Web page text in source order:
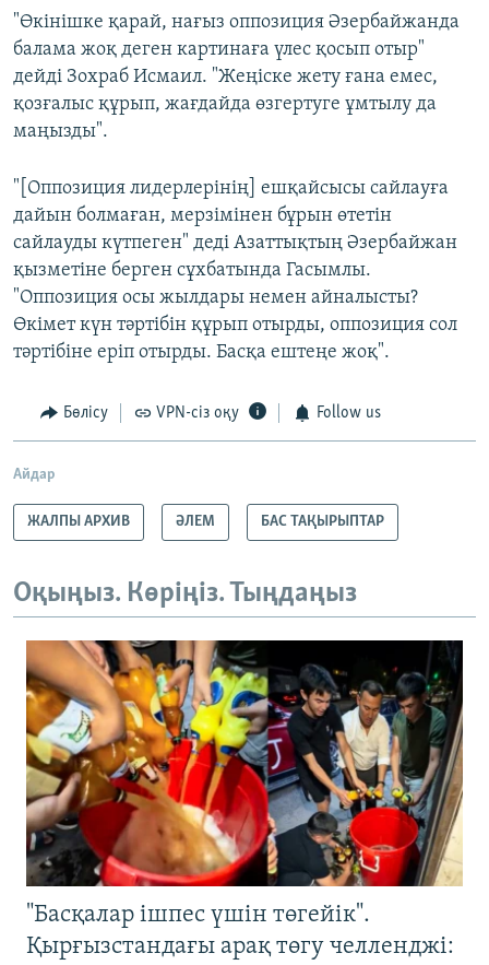
"Өкінішке қарай, нағыз оппозиция Әзербайжанда
балама жоқ деген картинаға үлес қосып отыр"
дейді Зохраб Исмаил. "Жеңіске жету ғана емес,
қозғалыс құрып, жағдайда өзгертуге ұмтылу да
маңызды".
"[Оппозиция лидерлерінің] ешқайсысы сайлауға
дайын болмаған, мерзімінен бұрын өтетін
сайлауды күтпеген" деді Азаттықтың Әзербайжан
қызметіне берген сұхбатында Гасымлы.
"Оппозиция осы жылдары немен айналысты?
Өкімет күн тәртібін құрып отырды, оппозиция сол
тәртібіне еріп отырды. Басқа ештеңе жоқ".
Бөлісу VPN-сіз оқу Follow us
Айдар
ЖАЛПЫ АРХИВ ӘЛЕМ БАС ТАҚЫРЫПТАР
Оқыңыз. Көріңіз. Тыңдаңыз
"Басқалар ішпес үшін төгейік".
Қырғызстандағы арақ төгу челленджі: